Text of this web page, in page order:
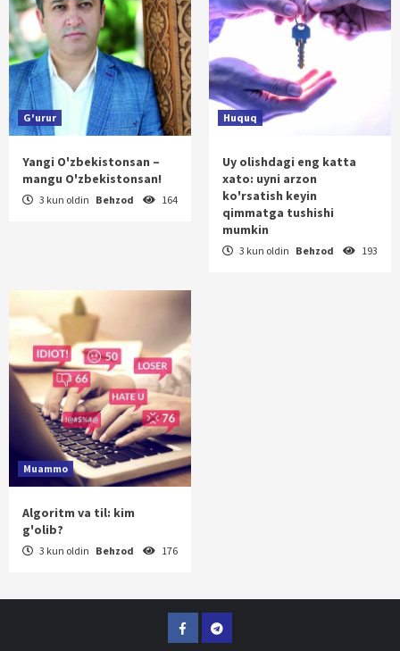
G'urur
Yangi O'zbekistonsan –
mangu O'zbekistonsan!
3 kun oldin Behzod 164
Huquq
Uy olishdagi eng katta
xato: uyni arzon
ko'rsatish keyin
qimmatga tushishi
mumkin
3 kun oldin Behzod 193
Muammo
Algoritm va til: kim
g'olib?
3 kun oldin Behzod 176
FacebookTelegram